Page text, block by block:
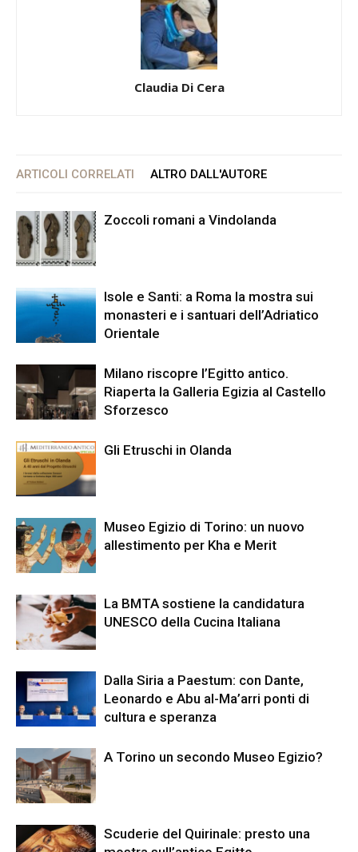
Claudia Di Cera
ARTICOLI CORRELATI ALTRO DALL'AUTORE
Zoccoli romani a Vindolanda
Isole e Santi: a Roma la mostra sui
monasteri e i santuari dell’Adriatico
Orientale
Milano riscopre l’Egitto antico.
Riaperta la Galleria Egizia al Castello
Sforzesco
Gli Etruschi in Olanda
Museo Egizio di Torino: un nuovo
allestimento per Kha e Merit
La BMTA sostiene la candidatura
UNESCO della Cucina Italiana
Dalla Siria a Paestum: con Dante,
Leonardo e Abu al-Ma’arri ponti di
cultura e speranza
A Torino un secondo Museo Egizio?
Scuderie del Quirinale: presto una